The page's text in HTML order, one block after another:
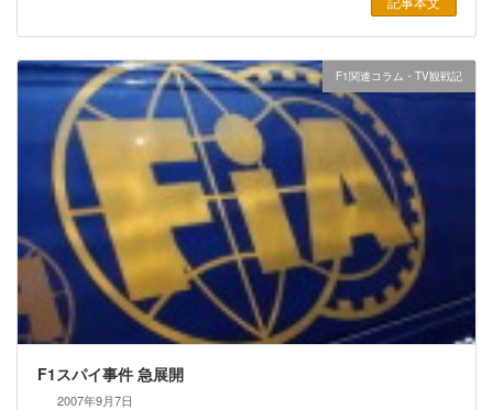
F1関連コラム・TV観戦記
F1スパイ事件 急展開
2007年9月7日